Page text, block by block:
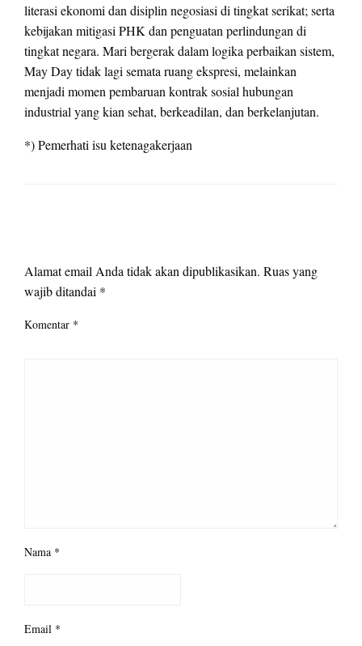
literasi ekonomi dan disiplin negosiasi di tingkat serikat; serta
kebijakan mitigasi PHK dan penguatan perlindungan di
tingkat negara. Mari bergerak dalam logika perbaikan sistem,
May Day tidak lagi semata ruang ekspresi, melainkan
menjadi momen pembaruan kontrak sosial hubungan
industrial yang kian sehat, berkeadilan, dan berkelanjutan.
*) Pemerhati isu ketenagakerjaan
Alamat email Anda tidak akan dipublikasikan. Ruas yang
wajib ditandai *
Komentar *
Nama *
Email *